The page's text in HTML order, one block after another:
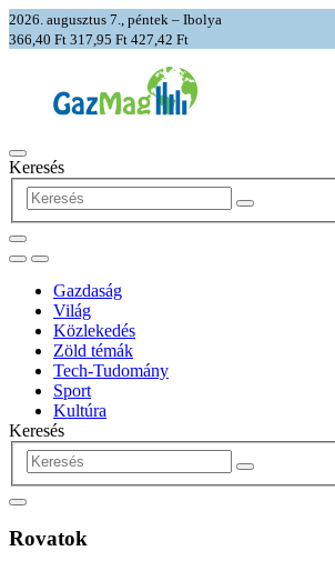
2026. augusztus 7., péntek – Ibolya
366,40 Ft 317,95 Ft 427,42 Ft
Keresés
Gazdaság
Világ
Közlekedés
Zöld témák
Tech-Tudomány
Sport
Kultúra
Keresés
Rovatok